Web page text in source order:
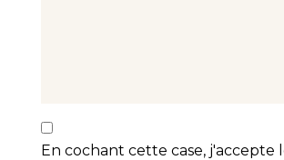
En cochant cette case, j'accepte